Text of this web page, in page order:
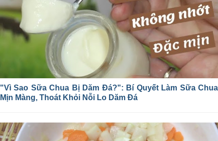
"Vì Sao Sữa Chua Bị Dăm Đá?": Bí Quyết Làm Sữa Chua
Mịn Màng, Thoát Khỏi Nỗi Lo Dăm Đá